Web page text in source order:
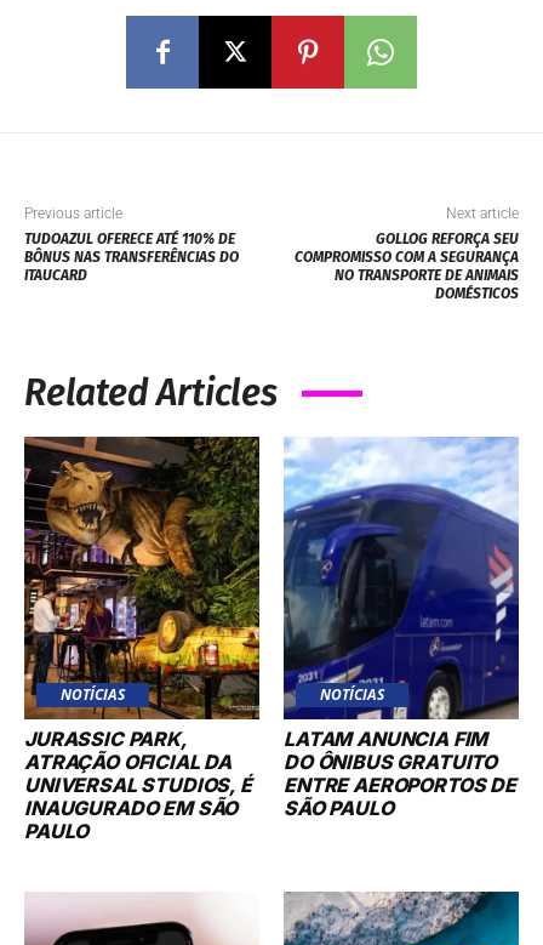
Previous article
TUDOAZUL OFERECE ATÉ 110% DE
BÔNUS NAS TRANSFERÊNCIAS DO
ITAUCARD
Next article
GOLLOG REFORÇA SEU
COMPROMISSO COM A SEGURANÇA
NO TRANSPORTE DE ANIMAIS
DOMÉSTICOS
Related Articles
NOTÍCIAS
JURASSIC PARK,
ATRAÇÃO OFICIAL DA
UNIVERSAL STUDIOS, É
INAUGURADO EM SÃO
PAULO
NOTÍCIAS
LATAM ANUNCIA FIM
DO ÔNIBUS GRATUITO
ENTRE AEROPORTOS DE
SÃO PAULO